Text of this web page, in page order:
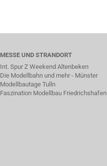
MESSE UND STRANDORT
Int. Spur Z Weekend Altenbeken
Die Modellbahn und mehr - Münster
Modellbautage Tulln
Faszination Modellbau Friedrichshafen